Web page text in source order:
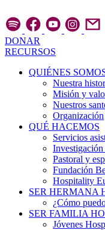
al
contenido
DONAR
RECURSOS
QUIÉNES
Nuestra
Misión y
Nuestros
Organización
QUÉ HACEMOS
Servicios
Pastoral y
Fundación
Hospitality
SER HERMANA
¿Cómo
SER FAMILIA
Jóvenes